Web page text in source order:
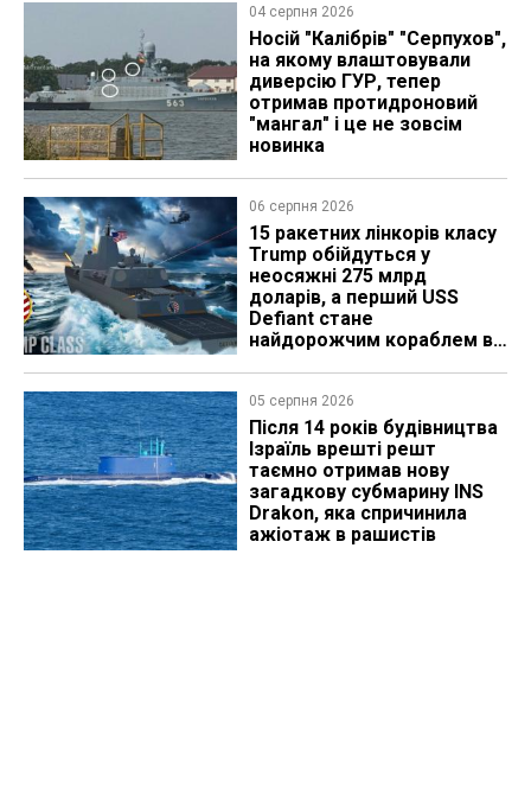
04 серпня 2026
Носій "Калібрів" "Серпухов",
на якому влаштовували
диверсію ГУР, тепер
отримав протидроновий
"мангал" і це не зовсім
новинка
06 серпня 2026
15 ракетних лінкорів класу
Trump обійдуться у
неосяжні 275 млрд
доларів, а перший USS
Defiant стане
найдорожчим кораблем в
05 серпня 2026
Після 14 років будівництва
Ізраїль врешті решт
таємно отримав нову
загадкову субмарину INS
Drakon, яка спричинила
ажіотаж в рашистів